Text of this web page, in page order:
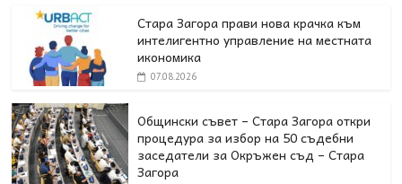
Стара Загора прави нова крачка към
интелигентно управление на местната
икономика
07.08.2026
Общински съвет – Стара Загора откри
процедура за избор на 50 съдебни
заседатели за Окръжен съд – Стара
Загора